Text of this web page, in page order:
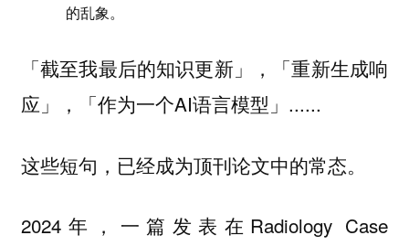
的乱象。
「截至我最后的知识更新」，「重新生成响
应」，「作为一个AI语言模型」......
这些短句，已经成为顶刊论文中的常态。
2024年，一篇发表在Radiology Case